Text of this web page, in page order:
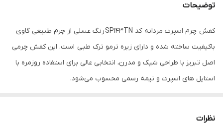
جزئیات
ظاهری شیک و بروز با استایل اسپرت لاکچری و
نیمه رسمی
نگهداری دستمال مرطوب و اسپری مخصوص هورس
توضیحات
کفش چرم اسپرت مردانه کد SP143TN رنگ عسلی از چرم طبیعی گاوی
باکیفیت ساخته شده و دارای زیره ترمو ترک طبی است. این کفش چرمی
اصل تبریز با طراحی شیک و مدرن، انتخابی عالی برای استفاده روزمره با
استایل های اسپرت و نیمه رسمی محسوب می‌شود.
نظرات